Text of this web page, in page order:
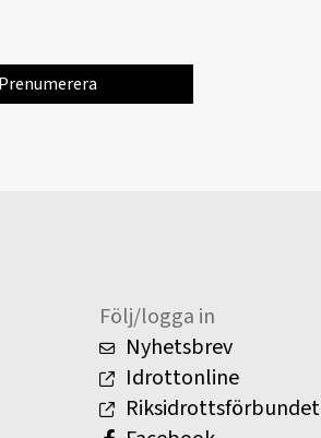
Följ/logga in
Nyhetsbrev
Idrottonline
Riksidrottsförbundet